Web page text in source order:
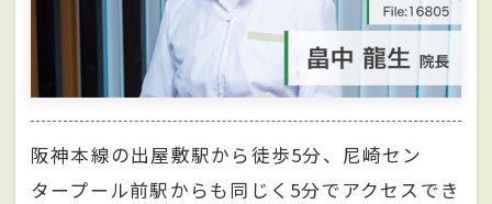
阪神本線の出屋敷駅から徒歩5分、尼崎セン
タープール前駅からも同じく5分でアクセスでき